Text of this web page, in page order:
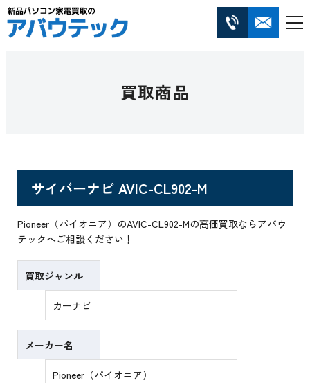
買取商品
サイバーナビ AVIC-CL902-M
Pioneer（パイオニア）のAVIC-CL902-Mの高価買取ならアバウ
テックへご相談ください！
買取ジャンル
カーナビ
メーカー名
Pioneer（パイオニア）